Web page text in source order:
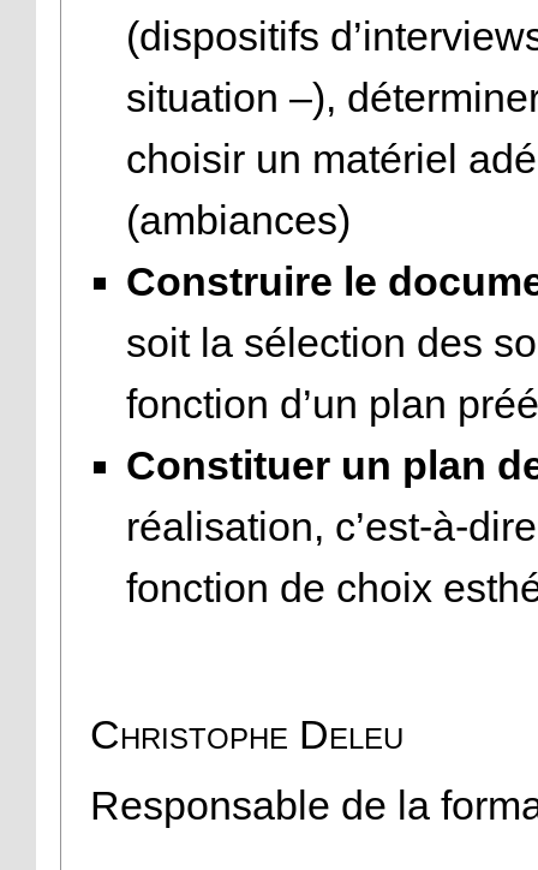
(dispositifs
situation –),
choisir un matériel
(ambiances)
Construire le
soit la sélection des
fonction d’un plan
Constituer un plan
réalisation, c’est-à-
fonction de choix
Christophe Deleu
Responsable de la